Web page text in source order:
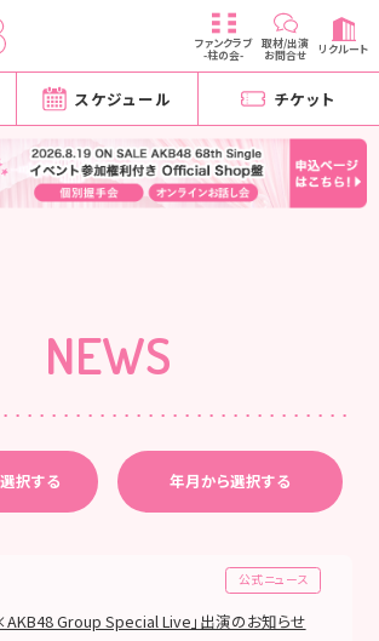
ファンクラブ
-柱の会-
取材/出演
お問合せ リクルート
スケジュール チケット
NEWS
択する 年月から選択する
公式ニュース
Group Special Live」出演のお知らせ